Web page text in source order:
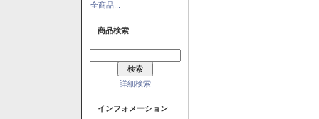
全商品...
商品検索
詳細検索
インフォメーション